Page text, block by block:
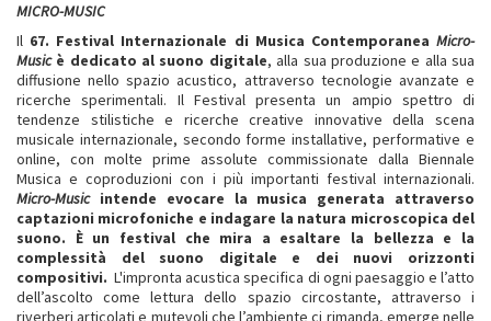
MICRO-MUSIC
Il 67. Festival Internazionale di Musica ContemporaneaMicro-
Musicè dedicato al suono digitale, alla sua produzione e alla sua
diffusione nello spazio acustico, attraverso tecnologie avanzate e
ricerche sperimentali. Il Festival presenta un ampio spettro di
tendenze stilistiche e ricerche creative innovative della scena
musicale internazionale, secondo forme installative, performative e
online, con molte prime assolute commissionate dalla Biennale
Musica e coproduzioni con i più importanti festival internazionali.
Micro-Music intende evocare la musica generata attraverso
captazioni microfoniche e indagare la natura microscopica del
suono. È un festival che mira a esaltare la bellezza e la
complessità del suono digitale e dei nuovi orizzonti
compositivi. L'impronta acustica specifica di ogni paesaggio e l’atto
dell’ascolto come lettura dello spazio circostante, attraverso i
riverberi articolati e mutevoli che l’ambiente ci rimanda, emerge nelle